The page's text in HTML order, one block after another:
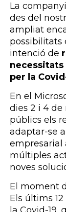
La
des del
ampliat
possibilitats
intenció de
necessitats
per la
En el
dies 2 i 4
públics els
adaptar-se
empresarial
múltiples
noves
El moment
Els últims